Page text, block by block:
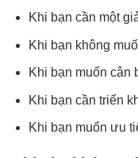
Khi bạn cần một
Khi bạn không
Khi bạn muốn cân
Khi bạn cần triển
Khi bạn muốn ưu